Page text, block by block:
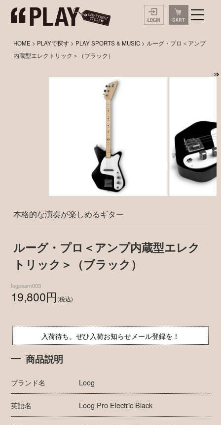
HOME > PLAYで探す > PLAY SPORTS & MUSIC > ルーグ・プロ＜アンプ
内蔵型エレクトリック＞（ブラック）
本格的な演奏が楽しめるギター
ルーグ・プロ＜アンプ内蔵型エレク
トリック＞（ブラック）
logpeam003
19,800円(税込)
入荷待ち。ぜひ入荷お知らせメール登録を！
商品説明
ブランド名 Loog
英語名 Loog Pro Electric Black